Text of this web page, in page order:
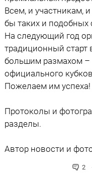
Всем, и участникам,
бы таких и подобных
На следующий год
традиционный старт
большим размахом –
официального
Пожелаем им успеха!
Протоколы и
разделы.
Автор новости и
2